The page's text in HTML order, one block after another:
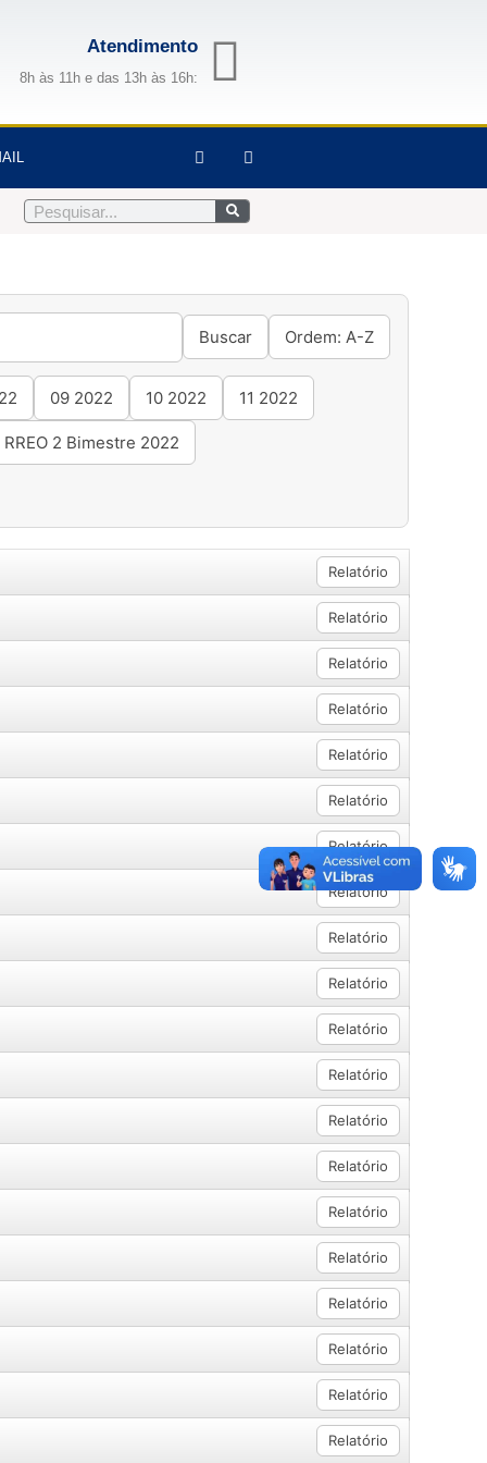
Atendimento
8h às 11h e das 13h às 16h:
F
a
e
o
f
I
n
t
g
Pesquisar
Buscar Ordem: A-Z
09 2022 10 2022 11 2022
RREO 2 Bimestre 2022
Relatório
Relatório
Relatório
Relatório
Relatório
Relatório
Relatório
Relatório
Relatório
Relatório
Relatório
Relatório
Relatório
Relatório
Relatório
Relatório
Relatório
Relatório
Relatório
Relatório